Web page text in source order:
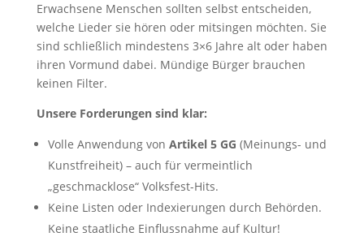
Erwachsene Menschen sollten selbst entscheiden,
welche Lieder sie hören oder mitsingen möchten. Sie
sind schließlich mindestens 3×6 Jahre alt oder haben
ihren Vormund dabei. Mündige Bürger brauchen
keinen Filter.
Unsere Forderungen sind klar:
Volle Anwendung von Artikel 5 GG (Meinungs- und
Kunstfreiheit) – auch für vermeintlich
„geschmacklose“ Volksfest-Hits.
Keine Listen oder Indexierungen durch Behörden.
Keine staatliche Einflussnahme auf Kultur!